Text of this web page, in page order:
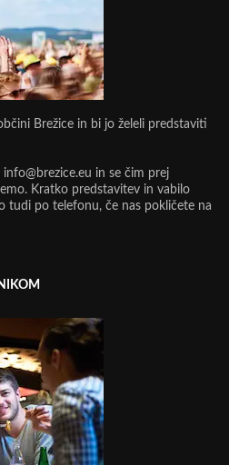
Brežice in bi jo želeli predstaviti
in se čim prej
Kratko predstavitev in vabilo
tudi po telefonu, če nas pokličete na